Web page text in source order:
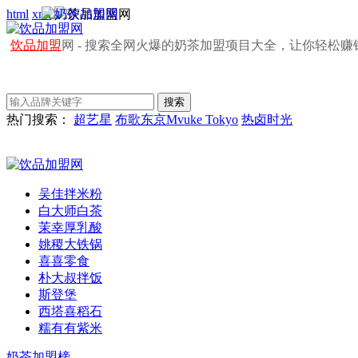
html xml
饮品加盟网 - 搜索全网火爆的奶茶加盟项目大全，让你轻松赚
热门搜索： 超艺星 布歌东京Mvuke Tokyo 热卤时光
吴佳拌米粉
白大师白茶
茉幸厚乳酸
姚稷大铁锅
喜喜零食
朴大叔拌饭
斯登堡
西塔喜稻石
糯有有紫米